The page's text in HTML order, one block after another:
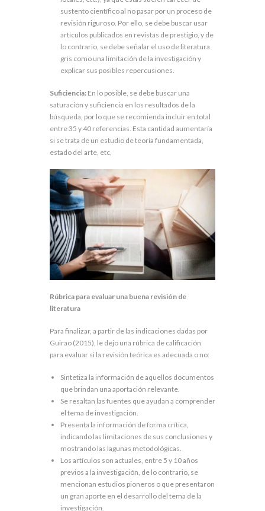
sustento científico al no pasar por un proceso de
revisión riguroso. Por ello, se debe buscar usar
artículos publicados en revistas de prestigio, y de
lo contrario, se debe señalar el uso de literatura
gris como una limitación de la investigación y
explicar sus posibles repercusiones.
Suficiencia: En lo posible, se debe buscar una
saturación y suficiencia en los resultados de la
búsqueda, por lo que se recomienda incluir en total
entre 35 y 40 referencias. Esta cantidad aumentaría
si se trata de un estudio de teoría fundamentada,
estado del arte, etc,
Rúbrica para evaluar una buena revisión de
literatura
Para finalizar, a partir de las indicaciones dadas por
Guirao (2015), le dejo una rúbrica de calificación
para evaluar si la revisión teórica es adecuada o no:
Sintetiza la información de aquellos documentos
que brindan una aportación relevante.
Se resaltan las fuentes que ayudan a comprender
el tema de investigación.
Presenta la información de forma crítica,
indicando las limitaciones de sus conclusiones y
mostrando las lagunas metodológicas.
Los artículos son actuales, entre 5 y 10 años
previos a la investigación, de lo contrario, se
mencionan estudios pioneros o que presentaron
un gran aporte en el desarrollo del tema de la
investigación.